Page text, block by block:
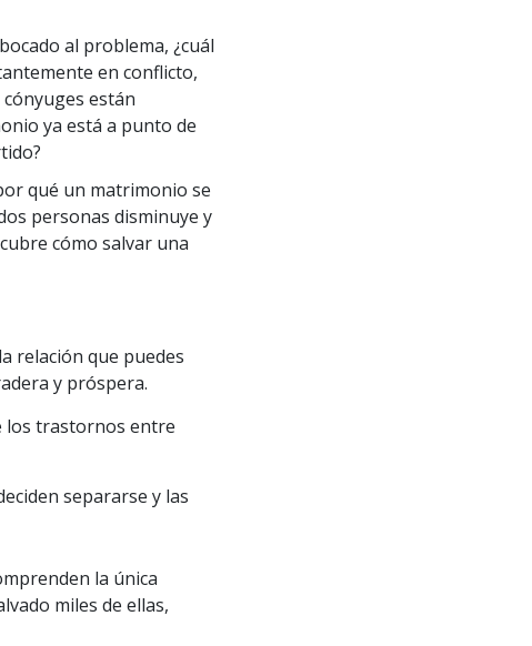
al problema, ¿cuál
en conflicto,
cónyuges están
ya está a punto de
qué un matrimonio se
personas disminuye y
cómo salvar una
relación que puedes
y próspera.
los trastornos entre
separarse y las
la única
miles de ellas,